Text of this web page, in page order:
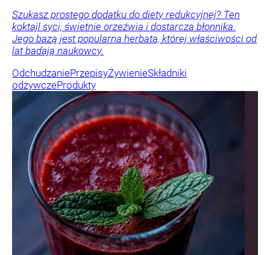
Szukasz prostego dodatku do diety redukcyjnej? Ten
koktajl syci, świetnie orzeźwia i dostarcza błonnika.
Jego bazą jest popularna herbata, której właściwości od
lat badają naukowcy.
OdchudzaniePrzepisyŻywienieSkładniki
odżywczeProdukty